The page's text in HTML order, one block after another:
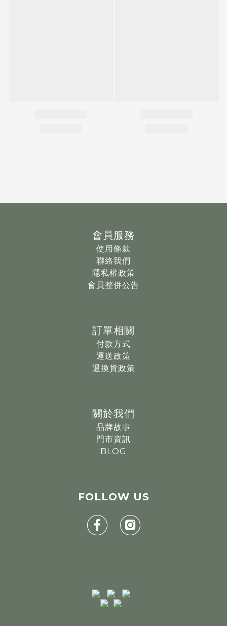
會員服務
使用條款
聯絡我們
隱私權政策
會員整併公告
訂單相關
付款方式
運送政策
退換貨政策
關於我們
品牌故事
門市資訊
BLOG
FOLLOW US